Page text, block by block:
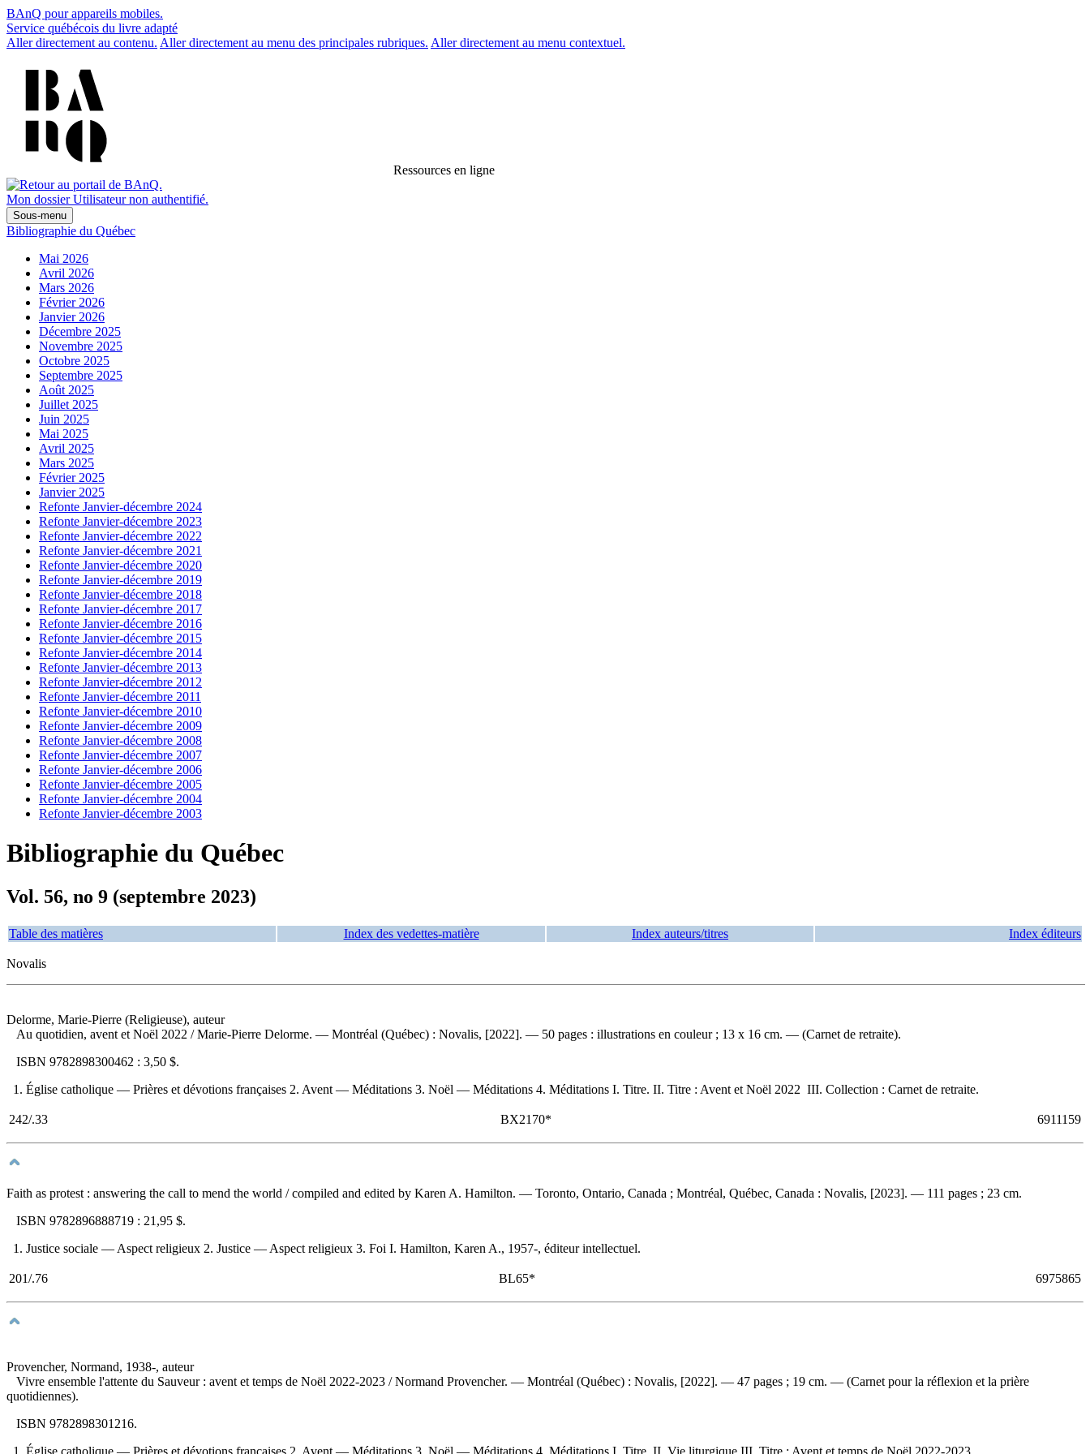
BAnQ pour appareils mobiles.
Service québécois du livre adapté
Aller directement au contenu. Aller directement au menu des principales rubriques. Aller directement au menu contextuel.
Ressources en ligne
Mon dossier Utilisateur non authentifié.
Sous-menu
Bibliographie du Québec
Mai 2026
Avril 2026
Mars 2026
Février 2026
Janvier 2026
Décembre 2025
Novembre 2025
Octobre 2025
Septembre 2025
Août 2025
Juillet 2025
Juin 2025
Mai 2025
Avril 2025
Mars 2025
Février 2025
Janvier 2025
Refonte Janvier-décembre 2024
Refonte Janvier-décembre 2023
Refonte Janvier-décembre 2022
Refonte Janvier-décembre 2021
Refonte Janvier-décembre 2020
Refonte Janvier-décembre 2019
Refonte Janvier-décembre 2018
Refonte Janvier-décembre 2017
Refonte Janvier-décembre 2016
Refonte Janvier-décembre 2015
Refonte Janvier-décembre 2014
Refonte Janvier-décembre 2013
Refonte Janvier-décembre 2012
Refonte Janvier-décembre 2011
Refonte Janvier-décembre 2010
Refonte Janvier-décembre 2009
Refonte Janvier-décembre 2008
Refonte Janvier-décembre 2007
Refonte Janvier-décembre 2006
Refonte Janvier-décembre 2005
Refonte Janvier-décembre 2004
Refonte Janvier-décembre 2003
Bibliographie du Québec
Vol. 56, no 9 (septembre 2023)
Table des matières Index des vedettes-matière Index auteurs/titres Index éditeurs
Novalis
Delorme, Marie-Pierre (Religieuse), auteur
Au quotidien, avent et Noël 2022 / Marie-Pierre Delorme. — Montréal (Québec) : Novalis, [2022]. — 50 pages : illustrations en couleur ; 13 x 16 cm. — (Carnet de retraite).
ISBN 9782898300462 : 3,50 $.
1. Église catholique — Prières et dévotions françaises 2. Avent — Méditations 3. Noël — Méditations 4. Méditations I. Titre. II. Titre : Avent et Noël 2022 III. Collection : Carnet de retraite.
242/.33 BX2170* 6911159
Faith as protest : answering the call to mend the world / compiled and edited by Karen A. Hamilton. — Toronto, Ontario, Canada ; Montréal, Québec, Canada : Novalis, [2023]. — 111 pages ; 23 cm.
ISBN 9782896888719 : 21,95 $.
1. Justice sociale — Aspect religieux 2. Justice — Aspect religieux 3. Foi I. Hamilton, Karen A., 1957-, éditeur intellectuel.
201/.76 BL65* 6975865
Provencher, Normand, 1938-, auteur
Vivre ensemble l'attente du Sauveur : avent et temps de Noël 2022-2023 / Normand Provencher. — Montréal (Québec) : Novalis, [2022]. — 47 pages ; 19 cm. — (Carnet pour la réflexion et la prière
quotidiennes).
ISBN 9782898301216.
1. Église catholique — Prières et dévotions françaises 2. Avent — Méditations 3. Noël — Méditations 4. Méditations I. Titre. II. Vie liturgique III. Titre : Avent et temps de Noël 2022-2023.